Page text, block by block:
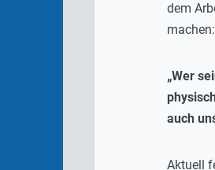
dem
machen:
„Wer
auch
Aktuell